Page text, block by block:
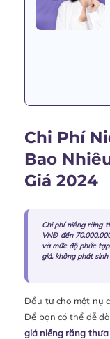
Chi Phí
Bao
Giá 2024
Chi phí niềng răng
VNĐ đến
và mức độ phức
giá, không phát
Đầu tư cho một nụ
Để bạn có thể dễ
giá niềng răng thưa